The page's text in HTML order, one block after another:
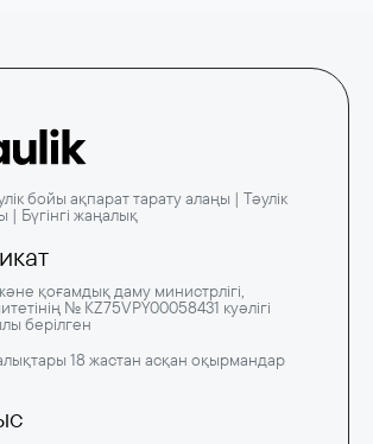
бойы ақпарат тарату алаңы | Тәулік
| Бүгінгі жаңалық
қоғамдық даму министрлігі,
№ KZ75VPY00058431 куәлігі
берілген
18 жастан асқан оқырмандар